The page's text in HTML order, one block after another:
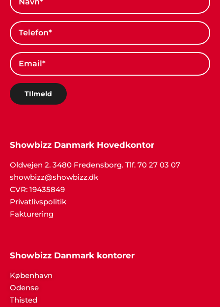
TIlmeld
Showbizz Danmark Hovedkontor
Oldvejen 2. 3480 Fredensborg. Tlf. 70 27 03 07
showbizz@showbizz.dk
CVR: 19435849
Privatlivspolitik
Fakturering
Showbizz Danmark kontorer
København
Odense
Thisted